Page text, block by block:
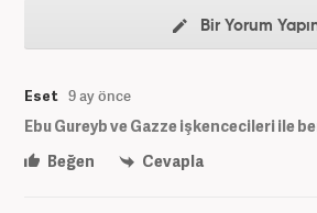
Bir Yorum
Eset 9 ay önce
Ebu Gureyb ve Gazze işkencecileri ile
Beğen
Cevapla